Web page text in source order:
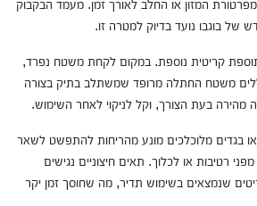
המזון או החלב לאורך זמן. מעמד הבקבוק
בוגבו נועד בדיוק למטרה זו.
קריטית נוספת. במקום לקחת משטח נפרד,
משטח החתלה מרופד שמשתלב בתיק בצורה
מהירה בעת הצורך, וקל לניקוי לאחר השימוש.
בגדים מלוכלכים מונע מהריחות להתפשט לשאר
רטיבות או לכלוך. תאים חיצוניים נגישים
שנמצאים בשימוש תדיר, מה שחוסך זמן יקר